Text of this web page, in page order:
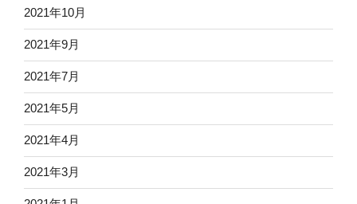
2021年10月
2021年9月
2021年7月
2021年5月
2021年4月
2021年3月